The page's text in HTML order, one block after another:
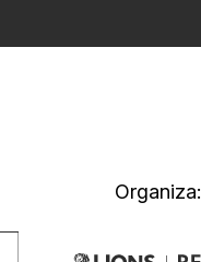
Organiza: